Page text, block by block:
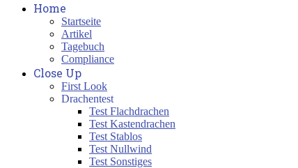
Home
Startseite
Artikel
Tagebuch
Compliance
Close Up
First Look
Drachentest
Test Flachdrachen
Test Kastendrachen
Test Stablos
Test Nullwind
Test Sonstiges